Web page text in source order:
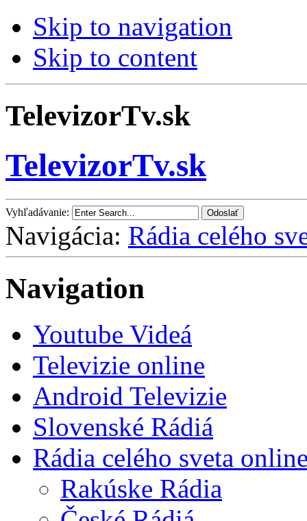
Skip to navigation
Skip to content
TelevizorTv.sk
TelevizorTv.sk
Vyhľadávanie:
Navigácia: Rádia celého
Navigation
Youtube Videá
Televizie online
Android Televizie
Slovenské Rádiá
Rádia celého sveta
Rakúske Rádia